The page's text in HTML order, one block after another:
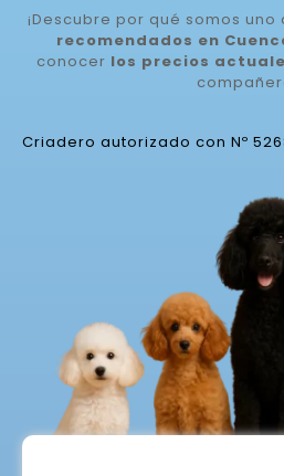
¡Descubre por qué somos uno
recomendados en
conocer los precios
Criadero autorizado con Nº